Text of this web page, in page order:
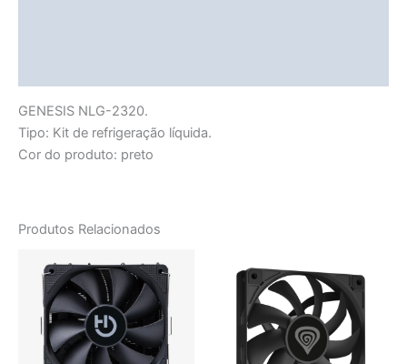
GENESIS NLG-2320.
Tipo: Kit de refrigeração líquida.
Cor do produto: preto
Produtos Relacionados